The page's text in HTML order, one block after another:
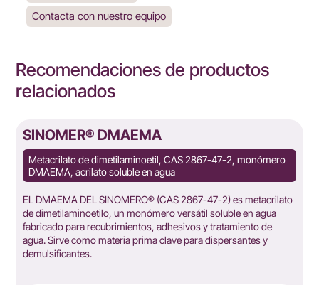
Contacta con nuestro equipo
Recomendaciones de productos
relacionados
SINOMER® DMAEMA
Metacrilato de dimetilaminoetil, CAS 2867-47-2, monómero
DMAEMA, acrilato soluble en agua
EL DMAEMA DEL SINOMERO® (CAS 2867-47-2) es metacrilato
de dimetilaminoetilo, un monómero versátil soluble en agua
fabricado para recubrimientos, adhesivos y tratamiento de
agua. Sirve como materia prima clave para dispersantes y
demulsificantes.